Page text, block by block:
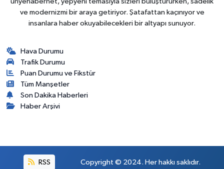
ve modernizmi bir araya getiriyor. Şatafattan kaçınıyor ve
insanlara haber okuyabilecekleri bir altyapı sunuyor.
Hava Durumu
Trafik Durumu
Puan Durumu ve Fikstür
Tüm Manşetler
Son Dakika Haberleri
Haber Arşivi
RSS Copyright © 2024. Her hakkı saklıdır.